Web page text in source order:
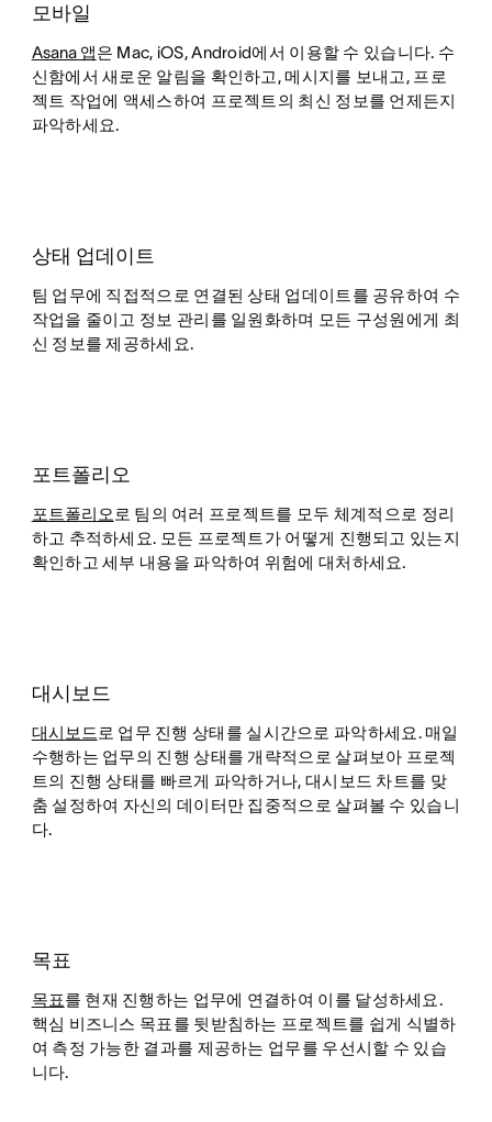
모바일
Asana 앱은 Mac, iOS, Android에서 이용할 수 있습니다. 수
신함에서 새로운 알림을 확인하고, 메시지를 보내고, 프로
젝트 작업에 액세스하여 프로젝트의 최신 정보를 언제든지
파악하세요.
상태 업데이트
팀 업무에 직접적으로 연결된 상태 업데이트를 공유하여 수
작업을 줄이고 정보 관리를 일원화하며 모든 구성원에게 최
신 정보를 제공하세요.
포트폴리오
포트폴리오 로 팀의 여러 프로젝트를 모두 체계적으로 정리
하고 추적하세요. 모든 프로젝트가 어떻게 진행되고 있는지
확인하고 세부 내용을 파악하여 위험에 대처하세요.
대시보드
대시보드 로 업무 진행 상태를 실시간으로 파악하세요. 매일
수행하는 업무의 진행 상태를 개략적으로 살펴보아 프로젝
트의 진행 상태를 빠르게 파악하거나, 대시보드 차트를 맞
춤 설정하여 자신의 데이터만 집중적으로 살펴볼 수 있습니
다.
목표
목표를 현재 진행하는 업무에 연결하여 이를 달성하세요.
핵심 비즈니스 목표를 뒷받침하는 프로젝트를 쉽게 식별하
여 측정 가능한 결과를 제공하는 업무를 우선시할 수 있습
니다.